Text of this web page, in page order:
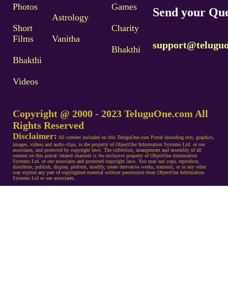
Photos
Short
Films
Bhakthi
Videos
Astrology
Vanitha
Games
Charity
Bhakthi
Send your
Copyright @ 2000 - 2023 TeluguOne.com All
Rights Reserved
Disclaimer: All content included on this TeluguOne.com Portal including text, graphics,
images, videos and audio clips, is the property of ObjectOne Information Systems Ltd. or our
associates, and protected by copyright laws. The collection, arrangement and assembly of all
content on this portal/ related channels is the exclusive property of ObjectOne Information
Systems Ltd. or our associates and protected copyright laws. You may not copy, reproduce,
distribute, publish, display, perform, modify, create derivative works, transmit, or in any other
way exploit any part of copyrighted material without permission from ObjectOne Information
Systems Ltd or our associates.